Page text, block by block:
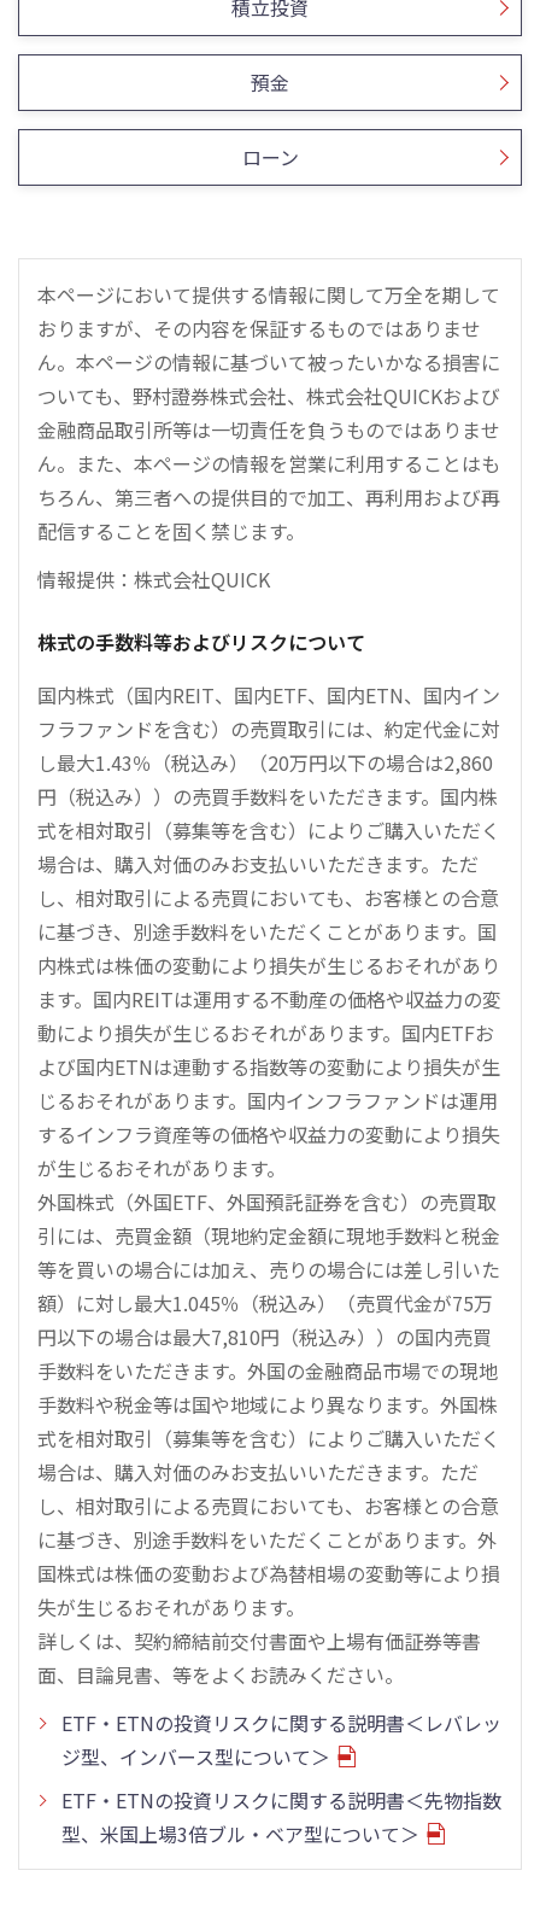
積立投資
預金
ローン
本ページにおいて提供する情報に関して万全を期して
おりますが、その内容を保証するものではありませ
ん。本ページの情報に基づいて被ったいかなる損害に
ついても、野村證券株式会社、株式会社QUICKおよび
金融商品取引所等は一切責任を負うものではありませ
ん。また、本ページの情報を営業に利用することはも
ちろん、第三者への提供目的で加工、再利用および再
配信することを固く禁じます。
情報提供：株式会社QUICK
株式の手数料等およびリスクについて
国内株式（国内REIT、国内ETF、国内ETN、国内イン
フラファンドを含む）の売買取引には、約定代金に対
し最大1.43％（税込み）（20万円以下の場合は2,860
円（税込み））の売買手数料をいただきます。国内株
式を相対取引（募集等を含む）によりご購入いただく
場合は、購入対価のみお支払いいただきます。ただ
し、相対取引による売買においても、お客様との合意
に基づき、別途手数料をいただくことがあります。国
内株式は株価の変動により損失が生じるおそれがあり
ます。国内REITは運用する不動産の価格や収益力の変
動により損失が生じるおそれがあります。国内ETFお
よび国内ETNは連動する指数等の変動により損失が生
じるおそれがあります。国内インフラファンドは運用
するインフラ資産等の価格や収益力の変動により損失
が生じるおそれがあります。
外国株式（外国ETF、外国預託証券を含む）の売買取
引には、売買金額（現地約定金額に現地手数料と税金
等を買いの場合には加え、売りの場合には差し引いた
額）に対し最大1.045％（税込み）（売買代金が75万
円以下の場合は最大7,810円（税込み））の国内売買
手数料をいただきます。外国の金融商品市場での現地
手数料や税金等は国や地域により異なります。外国株
式を相対取引（募集等を含む）によりご購入いただく
場合は、購入対価のみお支払いいただきます。ただ
し、相対取引による売買においても、お客様との合意
に基づき、別途手数料をいただくことがあります。外
国株式は株価の変動および為替相場の変動等により損
失が生じるおそれがあります。
詳しくは、契約締結前交付書面や上場有価証券等書
面、目論見書、等をよくお読みください。
ETF・ETNの投資リスクに関する説明書＜レバレッ
ジ型、インバース型について＞
ETF・ETNの投資リスクに関する説明書＜先物指数
型、米国上場3倍ブル・ベア型について＞